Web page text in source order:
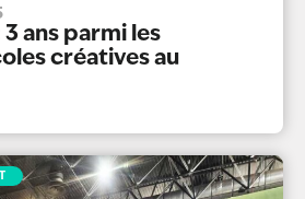
ans parmi les
créatives au